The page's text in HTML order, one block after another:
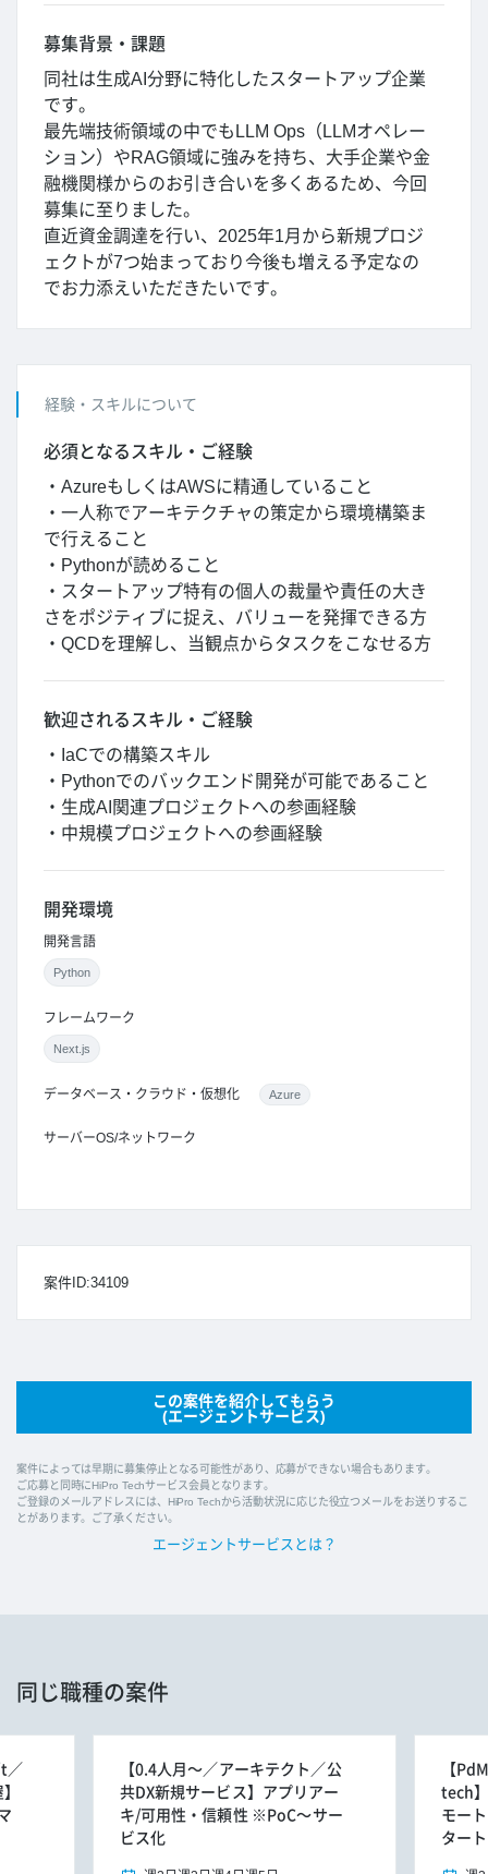
募集背景・課題
同社は生成AI分野に特化したスタートアップ企業
です。
最先端技術領域の中でもLLM Ops（LLMオペレー
ション）やRAG領域に強みを持ち、大手企業や金
融機関様からのお引き合いを多くあるため、今回
募集に至りました。
直近資金調達を行い、2025年1月から新規プロジ
ェクトが7つ始まっており今後も増える予定なの
でお力添えいただきたいです。
経験・スキルについて
必須となるスキル・ご経験
・AzureもしくはAWSに精通していること
・一人称でアーキテクチャの策定から環境構築ま
で行えること
・Pythonが読めること
・スタートアップ特有の個人の裁量や責任の大き
さをポジティブに捉え、バリューを発揮できる方
・QCDを理解し、当観点からタスクをこなせる方
歓迎されるスキル・ご経験
・IaCでの構築スキル
・Pythonでのバックエンド開発が可能であること
・生成AI関連プロジェクトへの参画経験
・中規模プロジェクトへの参画経験
開発環境
開発言語
Python
フレームワーク
Next.js
データベース・クラウド・仮想化 Azure
サーバーOS/ネットワーク
案件ID:34109
この案件を紹介してもらう
(エージェントサービス)
案件によっては早期に募集停止となる可能性があり、応募ができない場合もあります。
ご応募と同時にHiPro Techサービス会員となります。
ご登録のメールアドレスには、HiPro Techから活動状況に応じた役立つメールをお送りするこ
とがあります。ご了承ください。
エージェントサービスとは？
同じ職種の案件
／
【0.4人月～／アーキテクト／公
共DX新規サービス】アプリアー
キ/可用性・信頼性 ※PoC～サー
ビス化
【
tech
モー
ター